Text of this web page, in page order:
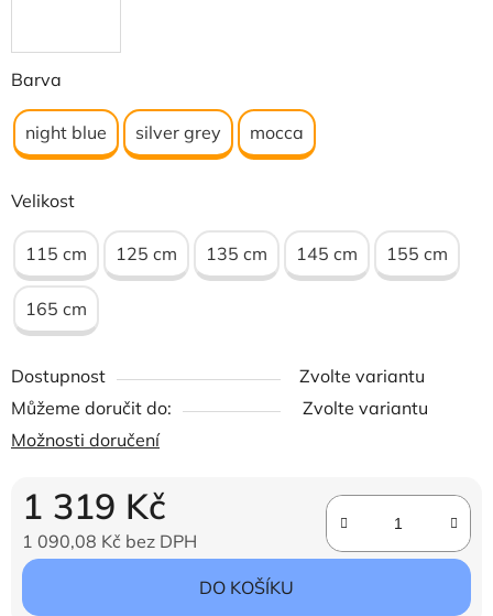
Barva
night blue silver grey mocca
Velikost
115 cm 125 cm 135 cm 145 cm 155 cm
165 cm
Dostupnost
Zvolte variantu
Můžeme doručit do:
Zvolte variantu
Možnosti doručení
1 319 Kč
1 090,08 Kč bez DPH
Měrná cena:
DO KOŠÍKU